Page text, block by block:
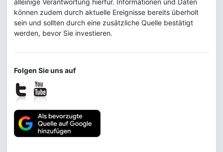
können zudem durch aktuelle Ereignisse bereits überholt
sein und sollten durch eine zusätzliche Quelle bestätigt
werden, bevor Sie investieren.
Folgen Sie uns auf